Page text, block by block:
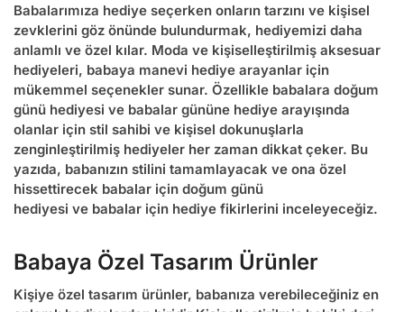
Babalarımıza hediye seçerken onların tarzını ve kişisel
zevklerini göz önünde bulundurmak, hediyemizi daha
anlamlı ve özel kılar. Moda ve kişiselleştirilmiş aksesuar
hediyeleri, babaya manevi hediye arayanlar için
mükemmel seçenekler sunar. Özellikle babalara doğum
günü hediyesi ve babalar gününe hediye arayışında
olanlar için stil sahibi ve kişisel dokunuşlarla
zenginleştirilmiş hediyeler her zaman dikkat çeker. Bu
yazıda, babanızın stilini tamamlayacak ve ona özel
hissettirecek babalar için doğum günü
hediyesi ve babalar için hediye fikirlerini inceleyeceğiz.
Babaya Özel Tasarım Ürünler
Kişiye özel tasarım ürünler, babanıza verebileceğiniz en